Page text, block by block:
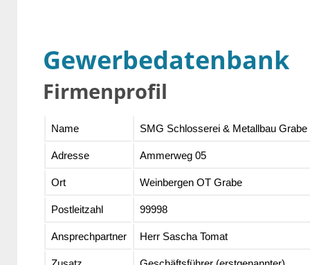
Gewerbedatenbank
Firmenprofil
Name SMG Schlosserei & Metallbau
Adresse Ammerweg 05
Ort Weinbergen OT Grabe
Postleitzahl 99998
Ansprechpartner Herr Sascha Tomat